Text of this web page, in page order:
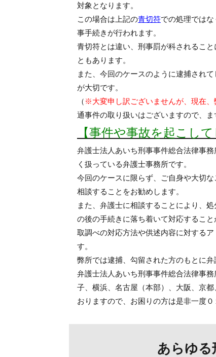
対象となります。
この場合は上記の青切符での処理ではな
事手続きが行われます。
青切符とは違い、刑事罰が科されるこ
ともあります。
また、今回のケースのように逮捕され
が大切です。
（ ※大変申し訳ございませんが、現在、
通事件の取り扱いはございますので、ま
【事件や事故を起こし
弁護士法人あいち刑事事件総合法律事
く扱っている弁護士事務所です。
今回のケースに限らず、ご自身や大切
相談することをお勧めします。
また、弁護士に相談することにより、
の後の手続きに落ち着いて対応すること
取調べの対応方法や供述内容に対する
す。
弊所では逮捕、勾留された方のもとに
弁護士法人あいち刑事事件総合法律事
子、横浜、名古屋（本部）、大阪、京
おりますので、お困りの方は是非一度
あらゆる